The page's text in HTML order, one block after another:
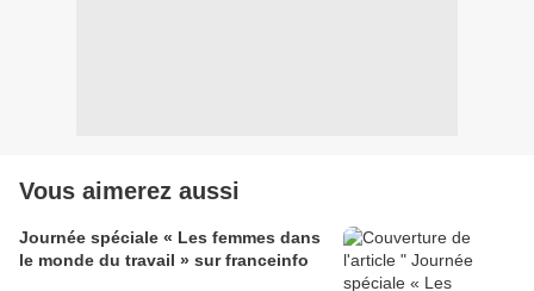
Vous aimerez aussi
Journée spéciale « Les femmes dans
le monde du travail » sur franceinfo